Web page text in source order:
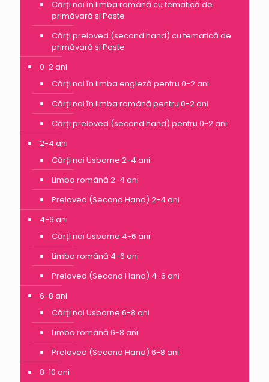
Cărți noi în limba română cu tematică de
primăvară și Paște
Cărți preloved (second hand) cu tematică de
primăvară și Paște
0-2 ani
Cărți noi în limba engleză pentru 0-2 ani
Cărți noi în limba română pentru 0-2 ani
Cărți preloved (second hand) pentru 0-2 ani
2-4 ani
Cărți noi Usborne 2-4 ani
Limba română 2-4 ani
Preloved (Second Hand) 2-4 ani
4-6 ani
Cărți noi Usborne 4-6 ani
Limba română 4-6 ani
Preloved (Second Hand) 4-6 ani
6-8 ani
Cărți noi Usborne 6-8 ani
Limba română 6-8 ani
Preloved (Second Hand) 6-8 ani
8-10 ani